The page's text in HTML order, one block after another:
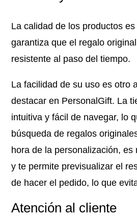
La calidad de los productos
garantiza que el regalo
resistente al paso del tiempo.
La facilidad de su uso es otro
destacar en PersonalGift. La
intuitiva y fácil de navegar, lo
búsqueda de regalos
hora de la personalización, es
y te permite previsualizar el
de hacer el pedido, lo que
Atención al cliente